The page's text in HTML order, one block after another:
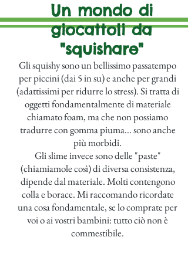
Un mondo di
giocattoli da
"squishare"
Gli squishy sono un bellissimo passatempo
per piccini (dai 5 in su) e anche per grandi
(adattissimi per ridurre lo stress). Si tratta di
oggetti fondamentalmente di materiale
chiamato foam, ma che non possiamo
tradurre con gomma piuma... sono anche
più morbidi.
Gli slime invece sono delle "paste"
(chiamiamole così) di diversa consistenza,
dipende dal materiale. Molti contengono
colla e borace. Mi raccomando ricordate
una cosa fondamentale, se lo comprate per
voi o ai vostri bambini: tutto ciò non è
commestibile.